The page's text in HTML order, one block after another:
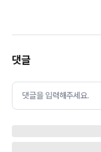
댓글
댓글을 입력해주세요.